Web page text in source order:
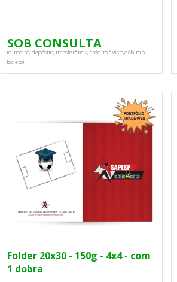
SOB CONSULTA
(dinheiro, depósito, transferência, crédito à vista,débito ou
boleto).
Folder 20x30 - 150g - 4x4 - com
1 dobra